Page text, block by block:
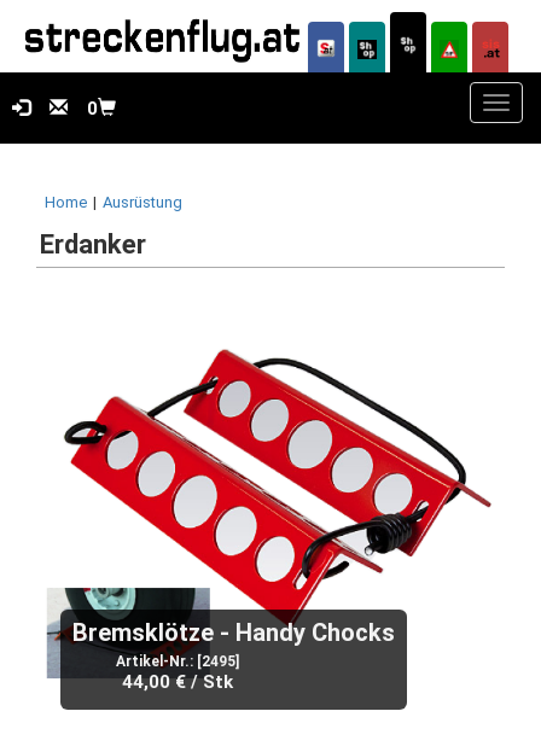
0
Home | Ausrüstung
Erdanker
Bremsklötze - Handy Chocks
Artikel-Nr.: [2495]
44,00 € / Stk